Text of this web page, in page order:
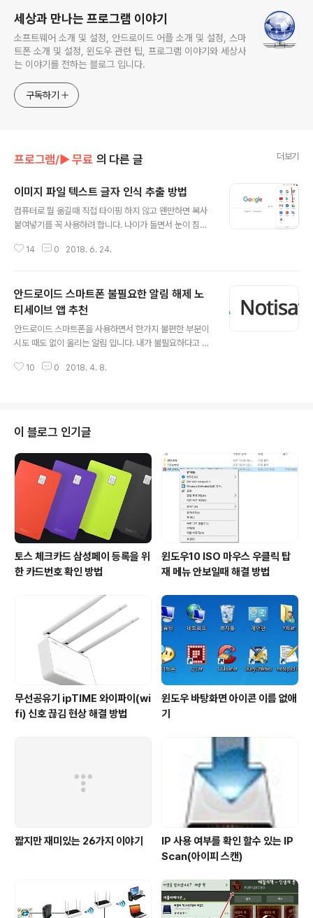
세상과 만나는 프로그램 이야기
소프트웨어 소개 및 설정, 안드로이드 어플 소개 및 설정, 스마
트폰 소개 및 설정, 윈도우 관련 팁, 프로그램 이야기와 세상사
는 이야기를 전하는 블로그 입니다.
구독하기
프로그램/► 무료 의 다른 글 더보기
이미지 파일 텍스트 글자 인식 추출 방법
컴퓨터로 뭘 옮길때 직접 타이핑 하지 않고 왠만하면 복사
붙여넣기를 꼭 사용하려 합니다. 나이가 들면서 눈이 침침
높더군요. 그런데 이건 젊은 사람도 직접 타이핑해서 옮기
다 생각 합니다. 특히 계좌번호 같은건 잘못 옮겨 적으면 큰
일이죠. 이렇게 옮겨 적어야 할때 텍스트 파일이 아니고 이
미지 파일이면 참 난감합니다. 직접 타이핑을 해야 하니 말
입니다. 이렇게 옮겨 적다가 실수 한적이 몇번 있어서 저는
파일 텍스트 글자 인식 추출 방법을 이용합니다. 이 방법은
14 0 2018. 6. 24.
안드로이드 스마트폰 불필요한 알림 해제 노
티세이브 앱 추천
안드로이드 스마트폰을 사용하면서 한가지 불편한 부분이
시도 때도 없이 울리는 알림 입니다. 내가 불필요하다고 생
다. 스마트폰에 많은 앱들이 설치 되어 있고 각각의 앱마다
잘 못하시는 분들도 많죠. 그리고 어떤 앱들은 이런 알림을
설정에서 아예 컨트롤 못하게 해놓은 경우도 있더군요. 전
그런 앱들은 어쩔수 없이 삭제를 합니다. 이렇게 안드로이
드 스마트폰의 불필요한 알림 때문에 스트레스 아닌 스트
레스를 받고 있을때 노티세이브(Notisave) 라는 앱을 알
게 되었습니다. 노티세이브 앱..
10 0 2018. 4. 8.
이 블로그 인기글
토스 체크카드 삼성페이 등록을 위
한 카드번호 확인 방법
윈도우10 ISO 마우스 우클릭 탑
재 메뉴 안보일때 해결 방법
무선공유기 ipTIME 와이파이(wi
fi) 신호 끊김 현상 해결 방법
윈도우 바탕화면 아이콘 이름 없애
기
짧지만 재미있는 26가지 이야기
IP 사용 여부를 확인 할수 있는 IP
Scan(아이피 스캔)